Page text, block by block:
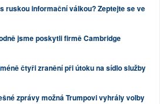
ruskou informační válkou? Zeptejte se ve
jsme poskytli firmě Cambridge
čtyři zranění při útoku na sídlo služby
zprávy možná Trumpovi vyhrály volby